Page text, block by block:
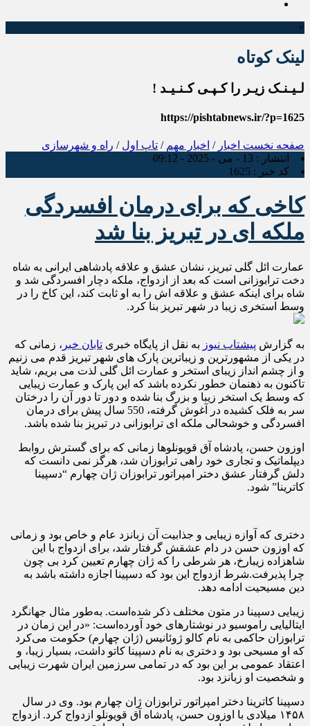
×
لینک کوتاه
لـیـنـک زیـر را کـپـی کـنـیـد !
https://pishtabnews.ir/?p=1625
صفحه نخست اخبار / اخبار مهم / تاپ اول / راه و شهرسازی
انتشار : 13 - می - 2025 - 09:12
کد خبر : 1625
کاخی که برای درمان افسردگی
ملکه ای در تبریز بنا شد
عمارت ائل گلی تبریز، نشان عشق و علاقه پادشاهی ایرانی به شاه
دخت ترابوزانی است که بعد از ازدواج، ملکه دچار افسردگی شد و
شاه برای اینکه عشق و علاقه اش را به او ثابت کند، این کاخ را در
وسط استخری زیبا در شهر تبریز بنا کرد.
به گزارش پیشتاب نیوز به نقل از پایگاه خبری تابان خبر ، زمانی که
در یکی از مشهورترین و زیباترین پارک های شهر تبریز قدم می زنیم
و از چشم انداز زیبای استخر و عمارت ائل گلی لذت می بریم، شاید
تاکنون به ذهنمان خطور نکرده باشد که این پارک و عمارت زیبایی
که وسط یک استخر زیبا و بزرگ بنا شده و دور تا دور آن را درختان
سر به فلک کشیده در آغوش گرفته، 550 سال پیش برای درمان
افسردگی و خوشحالی ملکه ای ترابوزانی در تبریز بنا شده باشد.
اوزون حسن، پادشاه آق قویونلوها زمانی که برای گسترش روابط
دیپلماتیک و تجاری خود راهی ترابوزان شد، هرگز نمی دانست که
دلش گرفتار عشق دختر امپراتور ترابوزان ژان چهارم “دسپینا
کاترینا” شود.
دختری که آوازه زیبایی و جذابیت آن زبانزد عام و خاص بود و زمانی
که اوزون حسن در دام عشقش گرفتار شد، برای ازدواج با این
شاهزاده زیبارخ، هر شرطی را که ژان چهارم تعیین کرد بی چون
چرا پذیرفت.شرط ازدواج این بود که دسپینا اجازه داشته باشد به
دین مسیحیت ادامه دهد.
زیبایی دسپینا در متون مختلف ذکر شده‌است. به‌طور مثال جهانگرد
ایتالیایی راموسیو در نوشتارهای خود آورده‌است: «در این زمان در
ترابوزان حاکمی به نام کالو ژوئانیس (ژان چهارم) حکومت می‌کرد
که او مسیحی بود و دختری به نام دسپینا کاتو داشت، بسیار زیبا، و
اعتقاد عمومی بر این بود که در تمامی سرزمین ایران شهرت زیبایی
و شخصیت او زبانزد بود.
دسپینا کاترینا دختر امپراتور ترابوزان ژان چهارم بود. وی در سال
۱۴۵۸ میلادی با اوزون حسن، پادشاه آق قویونلو ازدواج کرد. ازدواج